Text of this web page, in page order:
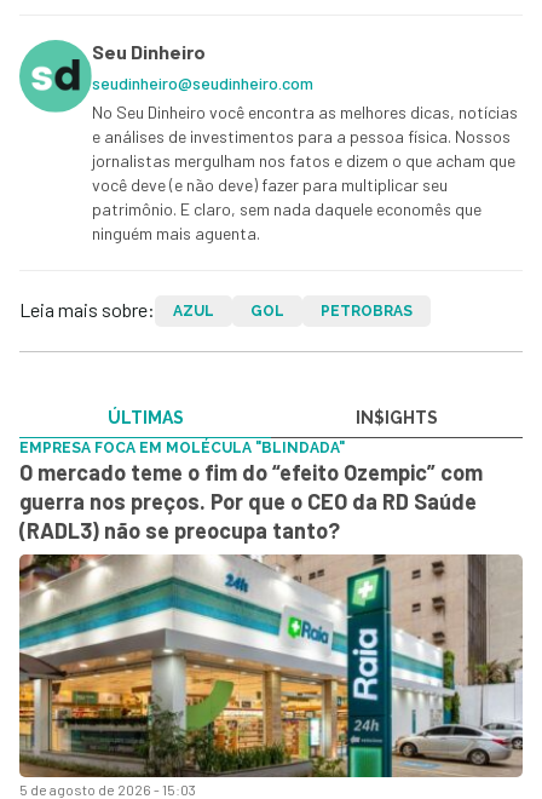
Seu Dinheiro
seudinheiro@seudinheiro.com
No Seu Dinheiro você encontra as melhores dicas, notícias
e análises de investimentos para a pessoa física. Nossos
jornalistas mergulham nos fatos e dizem o que acham que
você deve (e não deve) fazer para multiplicar seu
patrimônio. E claro, sem nada daquele economês que
ninguém mais aguenta.
Leia mais sobre: AZUL GOL PETROBRAS
ÚLTIMAS IN$IGHTS
5 de agosto de 2026 - 15:03
EMPRESA FOCA EM MOLÉCULA "BLINDADA"
O mercado teme o fim do “efeito Ozempic” com
guerra nos preços. Por que o CEO da RD Saúde
(RADL3) não se preocupa tanto?